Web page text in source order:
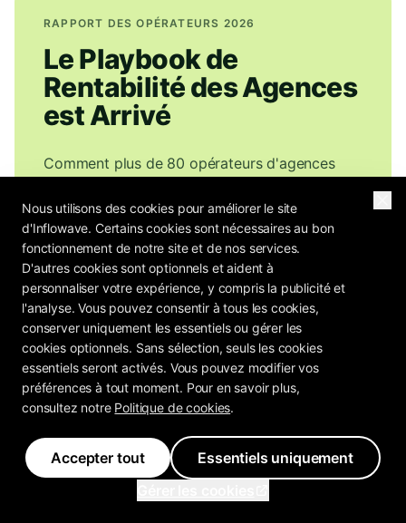
RAPPORT DES OPÉRATEURS 2026
Le Playbook de
Rentabilité des Agences
est Arrivé
Comment plus de 80 opérateurs d'agences
et leur marge ? Le Playbook de Rentabilité des
Agences contient les références.
Obtenez le Rapport Gratuit
Envoyez-moi le Playbook de Rentabilité des Agences ainsi
que les notes hebdomadaires d'opérateurs d'agences
d'Inflowave : analyses de prix, stratégies de fidélisation,
Vous pouvez vous désabonner en un clic. Politique de Confidentialité
Nous utilisons des cookies pour améliorer le site
d'Inflowave. Certains cookies sont nécessaires au bon
fonctionnement de notre site et de nos services.
D'autres cookies sont optionnels et aident à
personnaliser votre expérience, y compris la publicité et
l'analyse. Vous pouvez consentir à tous les cookies,
conserver uniquement les essentiels ou gérer les
cookies optionnels. Sans sélection, seuls les cookies
essentiels seront activés. Vous pouvez modifier vos
préférences à tout moment. Pour en savoir plus,
consultez notre Politique de cookies.
Accepter tout
Essentiels uniquement